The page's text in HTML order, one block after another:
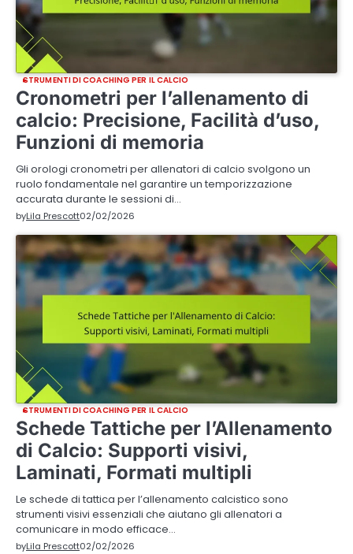
STRUMENTI DI COACHING PER IL CALCIO
Cronometri per l’allenamento di
calcio: Precisione, Facilità d’uso,
Funzioni di memoria
Gli orologi cronometri per allenatori di calcio svolgono un
ruolo fondamentale nel garantire un temporizzazione
accurata durante le sessioni di…
byLila Prescott02/02/2026
STRUMENTI DI COACHING PER IL CALCIO
Schede Tattiche per l’Allenamento
di Calcio: Supporti visivi,
Laminati, Formati multipli
Le schede di tattica per l’allenamento calcistico sono
strumenti visivi essenziali che aiutano gli allenatori a
comunicare in modo efficace…
byLila Prescott02/02/2026